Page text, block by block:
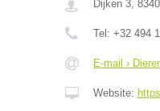
Dijken 3, 8340
Tel: +32 494
E-mail ›
Website: